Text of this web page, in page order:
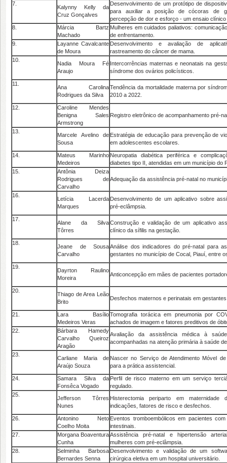
7.
Kalynny Kelly da
Cruz Gonçalves
Desenvolvimento de um protótipo de
para auxiliar a posição de cócoras de
percepção de dor e esforço - um ensaio
8.
Márcia Bartz
Machado
Mulheres em cuidados paliativos:
de enfrentamento.
9.
Layanne Cavalcante
de Moura
Desenvolvimento e avaliação de
rastreamento do câncer de mama.
10.
Nadia Moura Fé
Araujo
Intercorrências maternas e neonatais na
síndrome dos ovários policísticos.
11.
Ana Carolina
Rodrigues da Silva
Tendência da mortalidade materna por
2010 a 2022.
12.
Caroline Mendes
Benigna Sales
Armstrong
Registro eletrônico de acompanhamento pré-
13.
Marcele Avelino de
Sousa
Estratégia de educação para prevenção de
em adolescentes escolares.
14.
Mateus Marinho
Medeiros
Neuropatia diabética periférica e
diabetes tipo II, atendidas em um município do
15.
Antônia Deiza
Rodrigues de
Carvalho
Adequação da assistência pré-natal no
16.
Letícia Lacerda
Marques
Desenvolvimento de um aplicativo sobre
pré-eclâmpsia.
17.
Alane da Silva
Tôrres
Construção e validação de um aplicativo
clínico da sífilis na gestação.
18.
Jeane de Sousa
Carvalho
Análise dos indicadores do pré-natal para
gestantes no município de Cocal, Piauí, entre
19.
Dayrton Raulino
Moreira
Anticoncepção em mães de pacientes
20.
Thiago de Area Leão
Brito
Desfechos maternos e perinatais em
21.
Lara Basílio
Medeiros Veras
Tomografia torácica em pneumonia por
achados de imagem e fatores preditivos de
22.
Bárbara Hamedy
Carvalho Queiroz
Aragão
Avaliação da assistência médica à
acompanhadas na atenção primária à saúde
23.
Carliane Maria de
Araújo Souza
Nascer no Serviço de Atendimento Móvel
para a prática assistencial.
24.
Samara Silva da
Fonsêca Vogado
Perfil de risco materno em um serviço
regulado.
25.
Jefferson Tôrres
Nunes
Histerectomia periparto em maternidade
indicações, fatores de risco e desfechos.
26.
Antonino Neto
Coelho Moita
Eventos tromboembólicos em pacientes
intestinais.
27.
Morgana Boaventura
Cunha
Assistência pré-natal e hipertensão
mulheres com pré-eclâmpsia.
28.
Selminha Barbosa
Bernardes Senna
Desenvolvimento e validação de um
cirúrgica eletiva em um hospital universitário.